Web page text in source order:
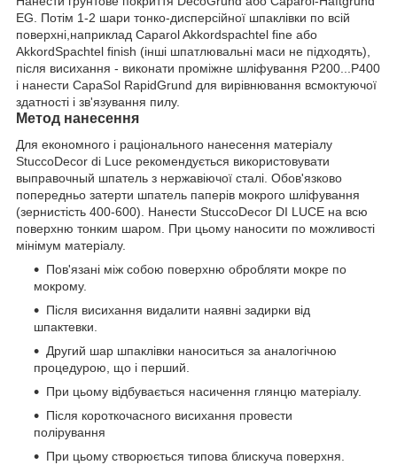
EG. Потім 1-2 шари тонко-дисперсійної шпаклівки по всій
поверхні,наприклад Caparol Akkordspachtel fine або
AkkordSpachtel finish (інші шпатлювальні маси не підходять),
після висихання - виконати проміжне шліфування P200...P400
і нанести CapaSol RapidGrund для вирівнювання всмоктуючої
здатності і зв'язування пилу.
Метод нанесення
Для економного і раціонального нанесення матеріалу
StuccoDecor di Luce рекомендується використовувати
выправочный шпатель з нержавіючої сталі. Обов'язково
попередньо затерти шпатель паперів мокрого шліфування
(зернистість 400-600). Нанести StuccoDecor DI LUCE на всю
поверхню тонким шаром. При цьому наносити по можливості
мінімум матеріалу.
Пов'язані між собою поверхню обробляти мокре по
мокрому.
Після висихання видалити наявні задирки від
шпактевки.
Другий шар шпаклівки наноситься за аналогічною
процедурою, що і перший.
При цьому відбувається насичення глянцю матеріалу.
Після короткочасного висихання провести
полірування
При цьому створюється типова блискуча поверхня.